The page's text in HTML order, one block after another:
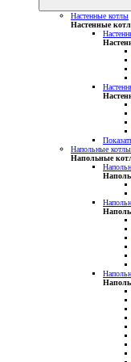
Настенные котлы
Настенные
Напольные котлы
Напольные